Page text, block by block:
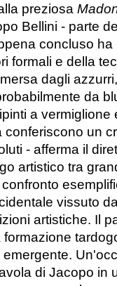
preziosa
Bellini - parte
concluso ha
formali e della
dagli
da
a vermiglione
conferiscono un
- afferma il
artistico tra
vissuto
artistiche. Il
di Jacopo in